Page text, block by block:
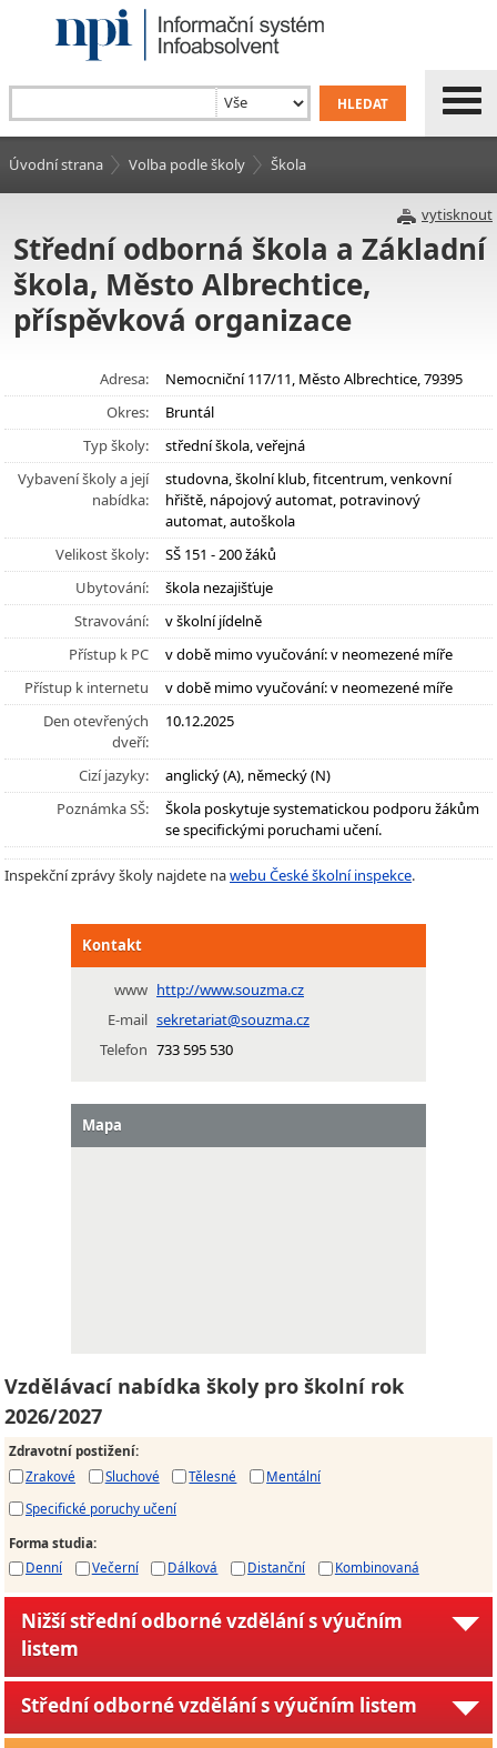
Úvodní strana Volba podle školy Škola
vytisknout
Střední odborná škola a Základní
škola, Město Albrechtice,
příspěvková organizace
Adresa:
Nemocniční 117/11, Město Albrechtice, 79395
Okres:
Bruntál
Typ školy:
střední škola, veřejná
Vybavení školy a její
nabídka:
studovna, školní klub, fitcentrum, venkovní
hřiště, nápojový automat, potravinový
automat, autoškola
Velikost školy:
SŠ 151 - 200 žáků
Ubytování:
škola nezajišťuje
Stravování:
v školní jídelně
Přístup k PC
v době mimo vyučování: v neomezené míře
Přístup k internetu
v době mimo vyučování: v neomezené míře
Den otevřených
dveří:
10.12.2025
Cizí jazyky:
anglický (A), německý (N)
Poznámka SŠ:
Škola poskytuje systematickou podporu žákům
se specifickými poruchami učení.
Inspekční zprávy školy najdete nawebu České školní inspekce.
Kontakt
www http://www.souzma.cz
E-mail sekretariat@souzma.cz
Telefon 733 595 530
Mapa
Vzdělávací nabídka školy pro školní rok
2026/2027
Zdravotní postižení:
Zrakové
Sluchové Tělesné
Mentální
Specifické poruchy učení
Forma studia:
Denní
Večerní Dálková Distanční Kombinovaná
Nižší střední odborné vzdělání s výučním
listem
Střední odborné vzdělání s výučním listem